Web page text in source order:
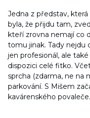
Jedna z představ,
byla, že přijdu tam,
kteří zrovna nemají co
tomu jinak. Tady nejdu
jen profesionál, ale
dispozici celé fitko.
sprcha (zdarma, ne na
parkování. S Mišem
kavárenského povaleče.